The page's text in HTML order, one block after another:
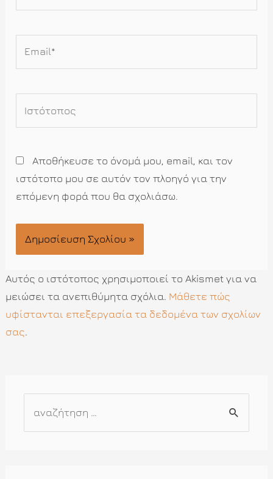
Αποθήκευσε το όνομά μου, email, και τον
ιστότοπο μου σε αυτόν τον πλοηγό για την
επόμενη φορά που θα σχολιάσω.
Αυτός ο ιστότοπος χρησιμοποιεί το Akismet για να
μειώσει τα ανεπιθύμητα σχόλια. Μάθετε πώς
υφίστανται επεξεργασία τα δεδομένα των σχολίων
σας.